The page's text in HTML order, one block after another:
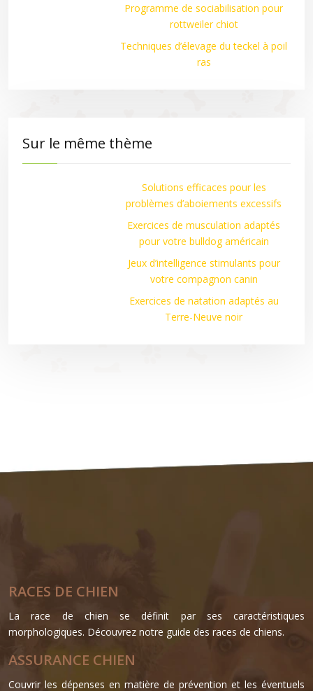
Programme de sociabilisation pour
rottweiler chiot
Techniques d’élevage du teckel à poil
ras
Sur le même thème
Solutions efficaces pour les
problèmes d’aboiements excessifs
Exercices de musculation adaptés
pour votre bulldog américain
Jeux d’intelligence stimulants pour
votre compagnon canin
Exercices de natation adaptés au
Terre-Neuve noir
RACES DE CHIEN
La race de chien se définit par ses caractéristiques
morphologiques. Découvrez notre guide des races de chiens.
ASSURANCE CHIEN
Couvrir les dépenses en matière de prévention et les éventuels